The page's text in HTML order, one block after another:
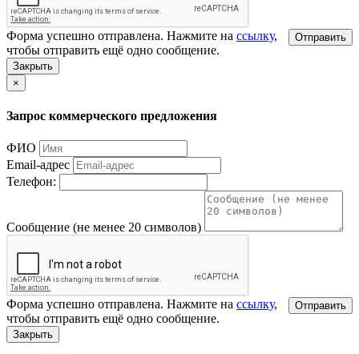
Отправить
Форма успешно отправлена. Нажмите на ссылку,
чтобы отправить ещё одно сообщение.
Закрыть
×
Запрос коммерческого предложения
ФИО
Email-адрес
Телефон:
Сообщение (не менее 20 символов)
Отправить
Форма успешно отправлена. Нажмите на ссылку,
чтобы отправить ещё одно сообщение.
Закрыть